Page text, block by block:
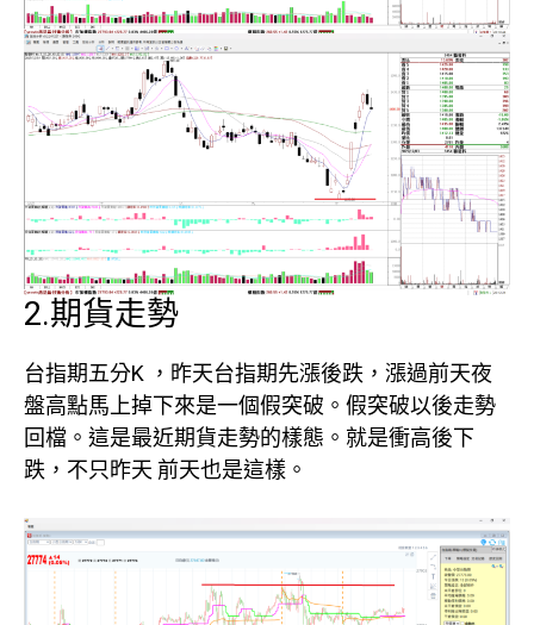
2.期貨走勢
台指期五分K ，昨天台指期先漲後跌，漲過前天夜
盤高點馬上掉下來是一個假突破。假突破以後走勢
回檔。這是最近期貨走勢的樣態。就是衝高後下
跌，不只昨天 前天也是這樣。